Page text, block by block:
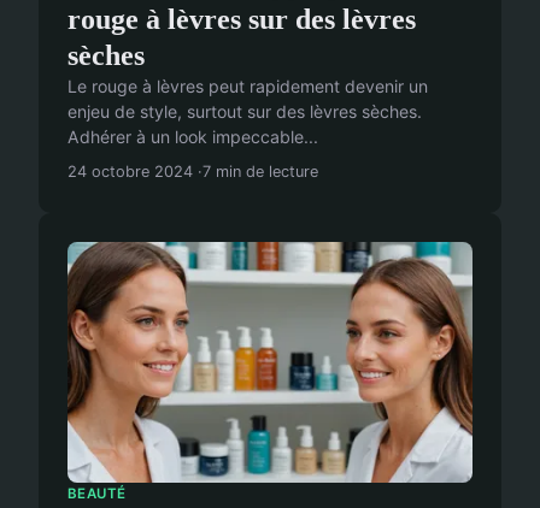
rouge à lèvres sur des lèvres
sèches
Le rouge à lèvres peut rapidement devenir un
enjeu de style, surtout sur des lèvres sèches.
Adhérer à un look impeccable...
24 octobre 2024 7 min de lecture
BEAUTÉ